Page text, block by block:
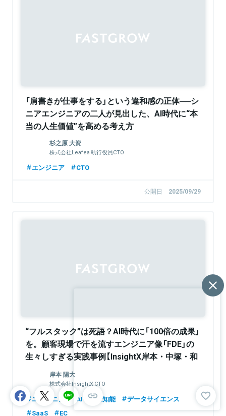
「肩書きが仕事をする」という違和感の正体──シ
ニアエンジニアの二人が見出した、AI時代に“本
当の人生価値”を高める考え方
杉之原 大資
株式会社Leafea 執行役員CTO
エンジニア CTO
公開日 2025/09/29
“フルスタック”は死語？AI時代に「100倍の成果」
を。顧客現場で汗を流すエンジニア像「FDE」の
生々しすぎる実践事例【InsightX岸本・中塚・和
岸本 陽大
株式会社InsightX CTO
エンジニア AI・人工知能
データサイエンス
SaaS
EC